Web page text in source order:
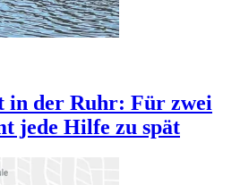
in der Ruhr: Für zwei
jede Hilfe zu spät